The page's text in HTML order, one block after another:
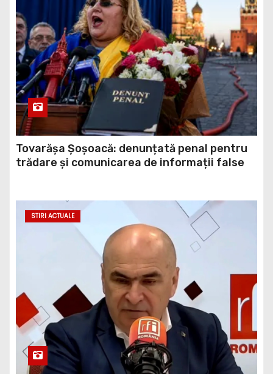
Tovarășa Șoșoacă: denunțată penal pentru
trădare și comunicarea de informații false
STIRI ACTUALE